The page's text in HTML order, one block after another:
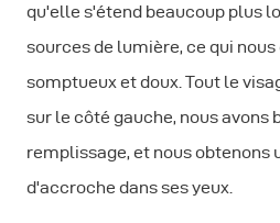
qu'elle s'étend beaucoup plus
sources de lumière, ce qui
somptueux et doux. Tout le
sur le côté gauche, nous avons
remplissage, et nous obtenons
d'accroche dans ses yeux.